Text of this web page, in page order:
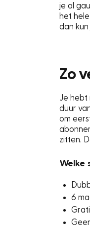
je al
het
dan
Zo
Je hebt
duur
om
zitten.
Welke
6